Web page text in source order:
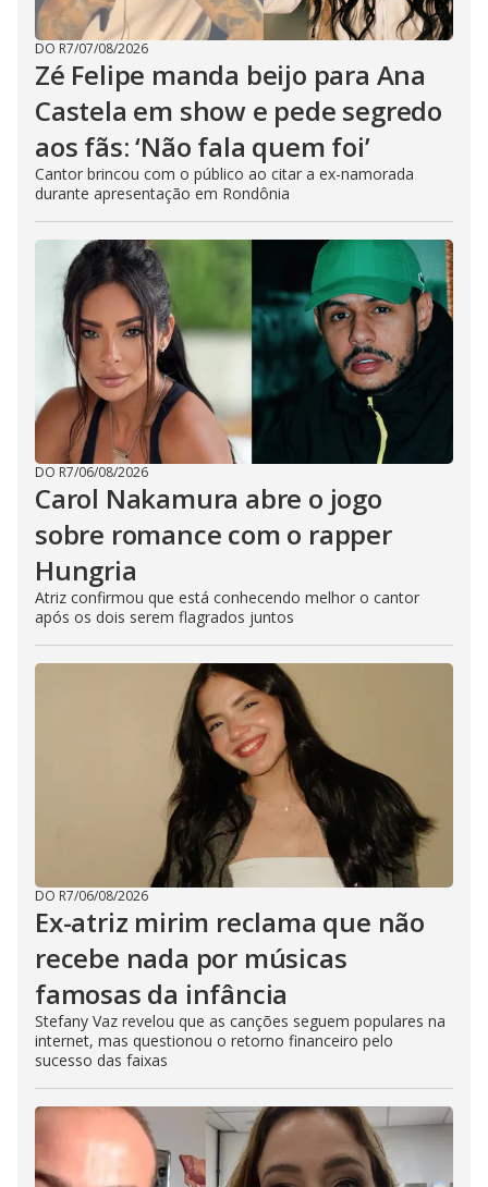
DO R7/07/08/2026
Zé Felipe manda beijo para Ana
Castela em show e pede segredo
aos fãs: ‘Não fala quem foi’
Cantor brincou com o público ao citar a ex-namorada
durante apresentação em Rondônia
DO R7/06/08/2026
Carol Nakamura abre o jogo
sobre romance com o rapper
Hungria
Atriz confirmou que está conhecendo melhor o cantor
após os dois serem flagrados juntos
DO R7/06/08/2026
Ex-atriz mirim reclama que não
recebe nada por músicas
famosas da infância
Stefany Vaz revelou que as canções seguem populares na
internet, mas questionou o retorno financeiro pelo
sucesso das faixas